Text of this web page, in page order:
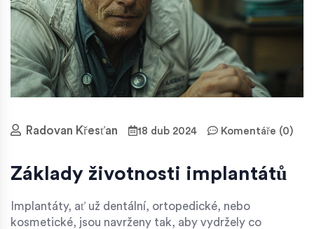
Radovan Křesťan 18 dub 2024 Komentáře (0)
Základy životnosti implantátů
Implantáty, ať už dentální, ortopedické, nebo
kosmetické, jsou navrženy tak, aby vydržely co